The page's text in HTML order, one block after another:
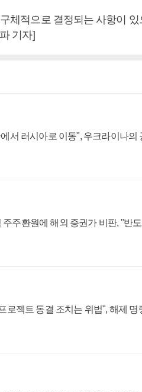
체적으로 결정되는 사항이 있
기자]
서 러시아로 이동", 우크라이나의
주환원에 해외 증권가 비판, "반도
로젝트 동결 조치는 위법", 해제 명